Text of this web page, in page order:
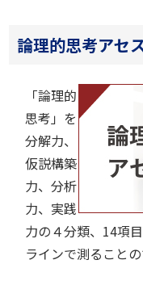
論理的思考アセ
「論理的
思考」を
分解力、
仮説構築
力、分析
力、実践
力の４分類、14項
ラインで測ること